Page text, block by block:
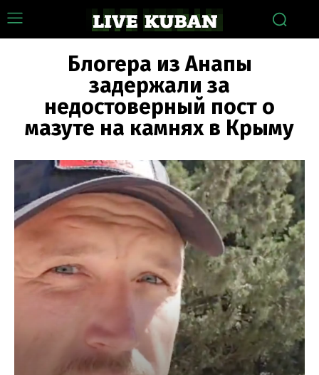
Блогера из Анапы
задержали за
недостоверный пост о
мазуте на камнях в Крыму